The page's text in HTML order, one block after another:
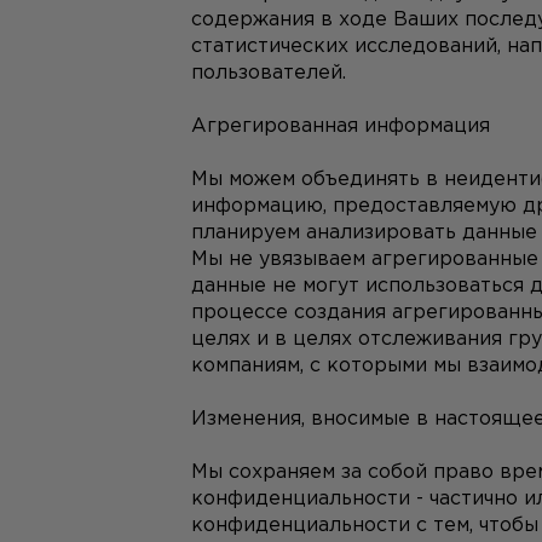
содержания в ходе Ваших
статистических исследований,
пользователей.
Агрегированная информация
Мы можем объединять в
информацию, предоставляемую
планируем анализировать
Мы не увязываем
данные не могут использоваться
процессе создания
целях и в целях отслеживания
компаниям, с которыми мы
Изменения, вносимые в
Мы сохраняем за собой право
конфиденциальности - частично
конфиденциальности с тем,